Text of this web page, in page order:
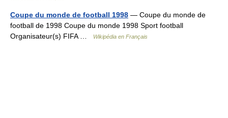
Coupe du monde de football 1998 — Coupe du monde de
football de 1998 Coupe du monde 1998 Sport football
Organisateur(s) FIFA …
Wikipédia en Français